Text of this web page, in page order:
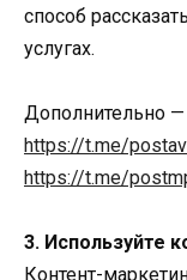
способ
услугах.
Дополнительно —
https://t.me/
https://t.me/
3. Используйте
Контент-